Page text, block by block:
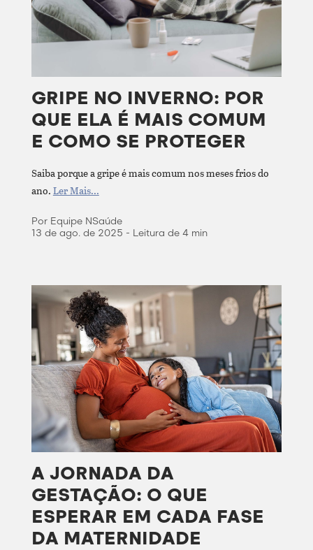
GRIPE NO INVERNO: POR
QUE ELA É MAIS COMUM
E COMO SE PROTEGER
Saiba porque a gripe é mais comum nos meses frios do
ano.Ler Mais...
Por Equipe NSaúde
13 de ago. de 2025 - Leitura de 4 min
A JORNADA DA
GESTAÇÃO: O QUE
ESPERAR EM CADA FASE
DA MATERNIDADE